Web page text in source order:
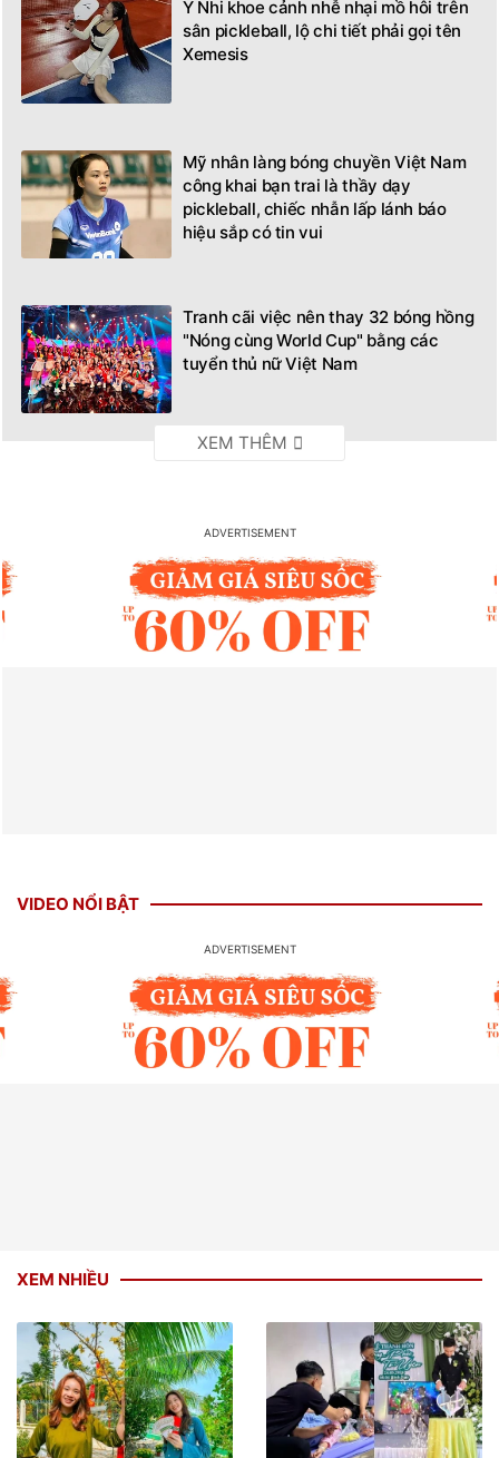
Ý Nhi khoe cảnh nhễ nhại mồ hôi trên
sân pickleball, lộ chi tiết phải gọi tên
Xemesis
Mỹ nhân làng bóng chuyền Việt Nam
công khai bạn trai là thầy dạy
pickleball, chiếc nhẫn lấp lánh báo
hiệu sắp có tin vui
Tranh cãi việc nên thay 32 bóng hồng
"Nóng cùng World Cup" bằng các
tuyển thủ nữ Việt Nam
VIDEO NỔI BẬT
XEM NHIỀU